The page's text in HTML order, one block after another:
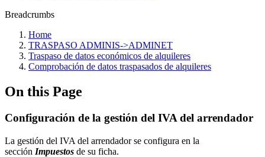
Breadcrumbs
Home
TRASPASO ADMINIS->ADMINET
Traspaso de datos económicos de alquileres
Comprobación de datos traspasados de alquileres
On this Page
Configuración de la gestión del IVA del arrendador
La gestión del IVA del arrendador se configura en la
sección Impuestos de su ficha.